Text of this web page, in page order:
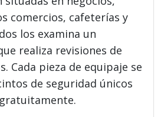
comercios, cafeterías y
los examina un
realiza revisiones de
Cada pieza de equipaje se
de seguridad únicos